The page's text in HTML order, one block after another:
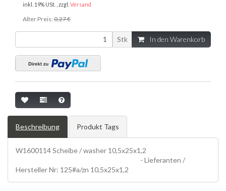
inkl. 19% USt. , zzgl. Versand
Alter Preis: 0,27 €
Stk In den Warenkorb
Beschreibung Produkt Tags
W1600114 Scheibe / washer 10,5x25x1,2
- Lieferanten /
Hersteller Nr: 125#a/zn 10,5x25x1,2